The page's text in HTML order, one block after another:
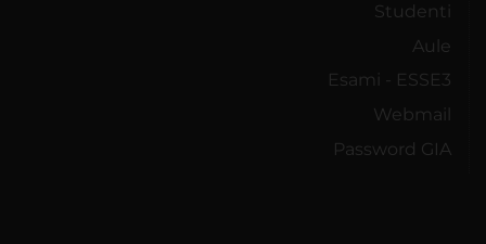
Studenti
Aule
Esami - ESSE3
Webmail
Password GIA